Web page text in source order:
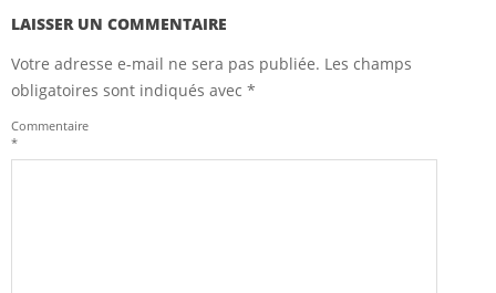
LAISSER UN COMMENTAIRE
Votre adresse e-mail ne sera pas publiée. Les champs
obligatoires sont indiqués avec *
Commentaire
*